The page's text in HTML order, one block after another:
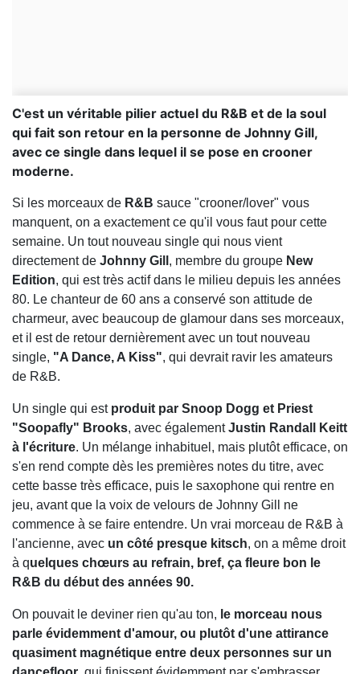
C'est un véritable pilier actuel du R&B et de la soul
qui fait son retour en la personne de Johnny Gill,
avec ce single dans lequel il se pose en crooner
moderne.
Si les morceaux de R&B sauce "crooner/lover" vous
manquent, on a exactement ce qu'il vous faut pour cette
semaine. Un tout nouveau single qui nous vient
directement de Johnny Gill , membre du groupe New
Edition, qui est très actif dans le milieu depuis les années
80. Le chanteur de 60 ans a conservé son attitude de
charmeur, avec beaucoup de glamour dans ses morceaux,
et il est de retour dernièrement avec un tout nouveau
single, "A Dance, A Kiss", qui devrait ravir les amateurs
de R&B.
Un single qui estproduit par Snoop Dogg et Priest
"Soopafly" Brooks, avec égalementJustin Randall Keitt
à l'écriture. Un mélange inhabituel, mais plutôt efficace, on
s'en rend compte dès les premières notes du titre, avec
cette basse très efficace, puis le saxophone qui rentre en
jeu, avant que la voix de velours de Johnny Gill ne
commence à se faire entendre. Un vrai morceau de R&B à
l'ancienne, avec un côté presque kitsch, on a même droit
à quelques chœurs au refrain, bref, ça fleure bon le
R&B du début des années 90.
On pouvait le deviner rien qu'au ton, le morceau nous
parle évidemment d'amour, ou plutôt d'une attirance
quasiment magnétique entre deux personnes sur un